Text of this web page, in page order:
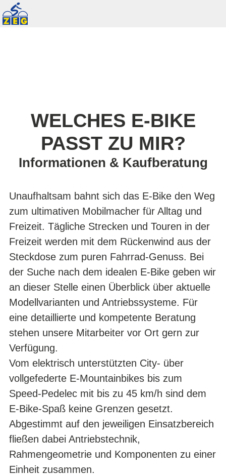
WELCHES E-BIKE
PASST ZU MIR?
Informationen & Kaufberatung
Unaufhaltsam bahnt sich das E-Bike den Weg
zum ultimativen Mobilmacher für Alltag und
Freizeit. Tägliche Strecken und Touren in der
Freizeit werden mit dem Rückenwind aus der
Steckdose zum puren Fahrrad-Genuss. Bei
der Suche nach dem idealen E-Bike geben wir
an dieser Stelle einen Überblick über aktuelle
Modellvarianten und Antriebssysteme. Für
eine detaillierte und kompetente Beratung
stehen unsere Mitarbeiter vor Ort gern zur
Verfügung.
Vom elektrisch unterstützten City- über
vollgefederte E-Mountainbikes bis zum
Speed-Pedelec mit bis zu 45 km/h sind dem
E-Bike-Spaß keine Grenzen gesetzt.
Abgestimmt auf den jeweiligen Einsatzbereich
fließen dabei Antriebstechnik,
Rahmengeometrie und Komponenten zu einer
Einheit zusammen.